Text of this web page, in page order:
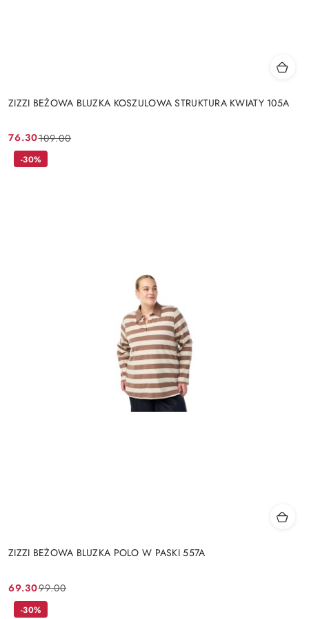
ZIZZI BEŻOWA BLUZKA KOSZULOWA STRUKTURA KWIATY 105A
Cena
promocyjna:
76.30
Cena
przed
109.00
ZIZZI BEŻOWA BLUZKA POLO W PASKI 557A
Cena
promocyjna:
69.30
Cena
przed
99.00
-30%
-30%